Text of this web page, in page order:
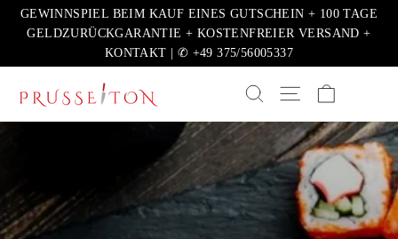
DirektGEWINNSPIEL BEIM KAUF EINES GUTSCHEIN + 100 TAGE
GELDZURÜCKGARANTIE + KOSTENFREIER VERSAND +
KONTAKT | ✆ +49 375/56005337
SUCHE SEITENNAVIGATION